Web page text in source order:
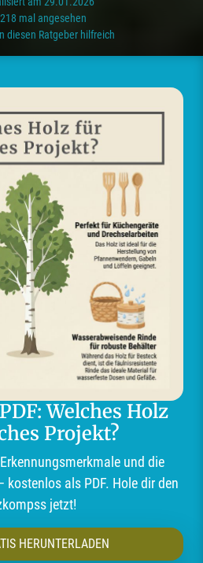
mal angesehen
diesen Ratgeber hilfreich
Welches Holz
Projekt?
und die
kostenlos als PDF. Hole dir den
jetzt!
HERUNTERLADEN